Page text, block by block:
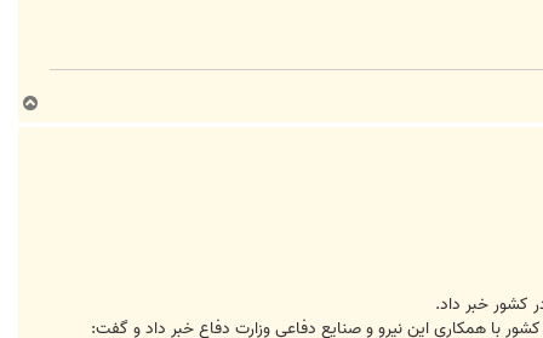
ا
كشور خبر داد.
با همكاري اين نيرو و صنايع دفاعي وزارت دفاع خبر داد و گفت: